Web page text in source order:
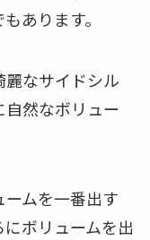
あります。
なサイドシル
然なボリュー
ムを一番出す
ボリュームを出